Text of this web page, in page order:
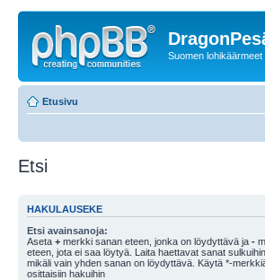
Suomen lohikäärmeet
Etusivu
Etsi
HAKULAUSEKE
Etsi avainsanoja:
Aseta + merkki sanan eteen, jonka on löydyttävä ja -
eteen, jota ei saa löytyä. Laita haettavat sanat
mikäli vain yhden sanan on löydyttävä. Käytä *-
osittaisiin hakuihin